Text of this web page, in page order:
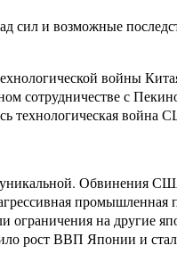
и возможные
войны
сотрудничестве с
технологическая
Обвинения
ограничения на
рост ВВП Японии и